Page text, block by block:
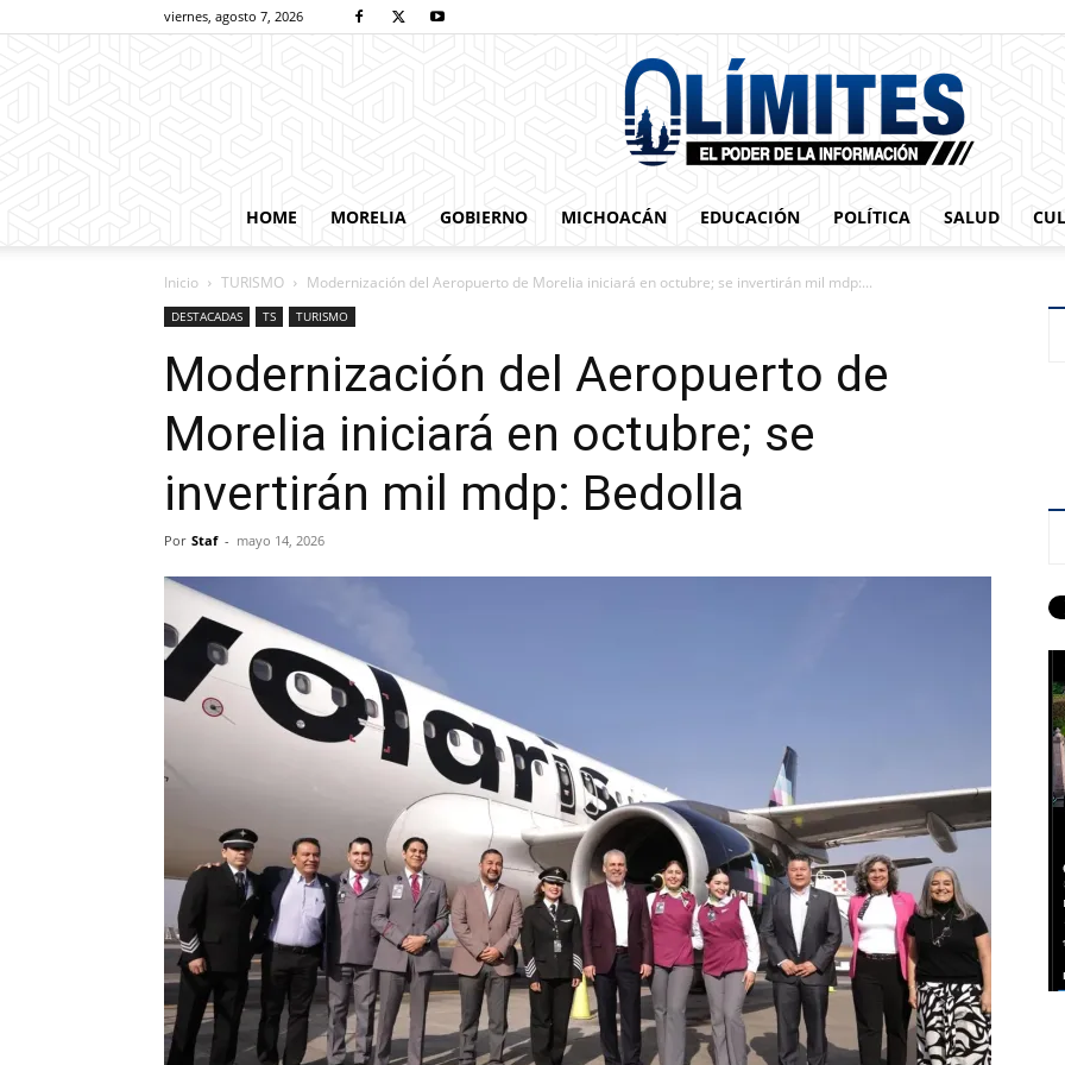
viernes, agosto 7, 2026
HOME MORELIA GOBIERNO MICHOACÁN EDUCACIÓN POLÍTICA SALUD
Inicio TURISMO Modernización del Aeropuerto de Morelia iniciará en octubre; se invertirán mil mdp:...
DESTACADAS TS TURISMO
Modernización del Aeropuerto de
Morelia iniciará en octubre; se
invertirán mil mdp: Bedolla
Por Staf - mayo 14, 2026